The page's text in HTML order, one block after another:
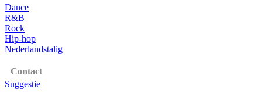
Dance
R&B
Rock
Hip-hop
Nederlandstalig
Contact
Suggestie